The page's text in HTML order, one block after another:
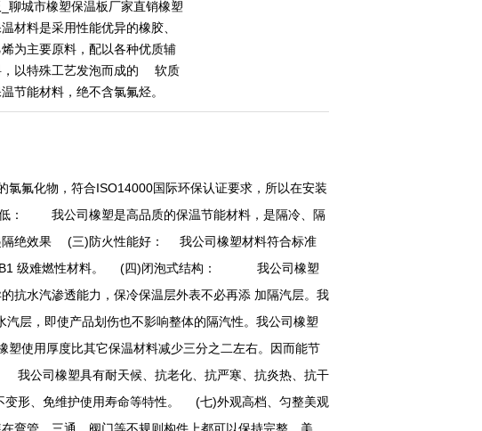
聊城市橡塑保温板厂家直销橡塑
材料是采用性能优异的橡胶、
为主要原料，配以各种优质辅
，以特殊工艺发泡而成的 软质
节能材料，绝不含氯氟烃。
化物，符合ISO14000国际环保认证要求，所以在安装
： 我公司橡塑是高品质的保温节能材料，是隔冷、隔
隔绝效果 (三)防火性能好： 我公司橡塑材料符合标准
B1 级难燃性材料。 (四)闭泡式结构： 我公司橡塑
抗水汽渗透能力，保冷保温层外表不必再添 加隔汽层。我
层，即使产品划伤也不影响整体的隔汽性。我公司橡塑
用厚度比其它保温材料减少三分之二左右。因而能节
司橡塑具有耐天候、抗老化、抗严寒、抗炎热、抗干
形、免维护使用寿命等特性。 (七)外观高档、匀整美观